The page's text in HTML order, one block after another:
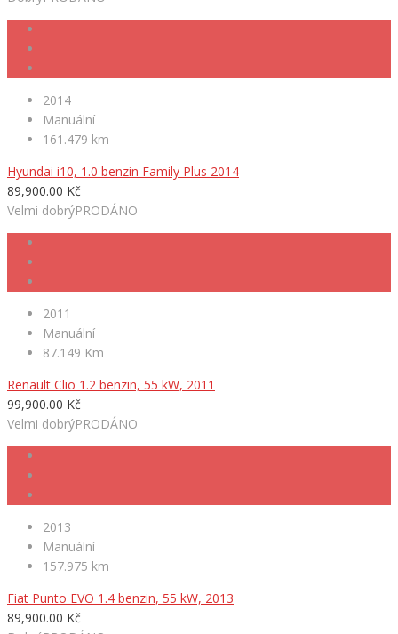
2014
Manuální
161.479 km
Hyundai i10, 1.0 benzin Family Plus 2014
89,900.00 Kč
Velmi dobrýPRODÁNO
2011
Manuální
87.149 Km
Renault Clio 1.2 benzin, 55 kW, 2011
99,900.00 Kč
Velmi dobrýPRODÁNO
2013
Manuální
157.975 km
Fiat Punto EVO 1.4 benzin, 55 kW, 2013
89,900.00 Kč